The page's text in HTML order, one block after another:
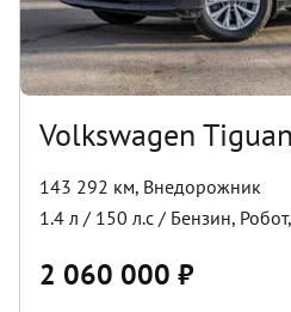
Volkswagen
143 292 км, Внедорожник
1.4 л / 150 л.с / Бензин, Робот,
2 060 000 ₽